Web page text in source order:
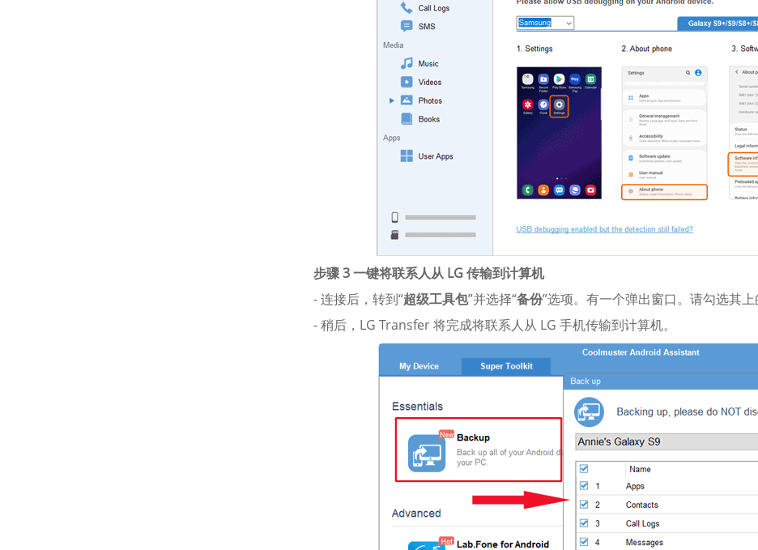
步骤 3 一键将联系人从 LG 传输到计算机
- 连接后，转到“超级工具包”并选择“备份”选项。有一个弹出窗口。请勾选其上
- 稍后，LG Transfer 将完成将联系人从 LG 手机传输到计算机。